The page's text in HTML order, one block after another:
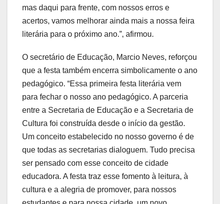
mas daqui para frente, com nossos erros e
acertos, vamos melhorar ainda mais a nossa feira
literária para o próximo ano.”, afirmou.
O secretário de Educação, Marcio Neves, reforçou
que a festa também encerra simbolicamente o ano
pedagógico. “Essa primeira festa literária vem
para fechar o nosso ano pedagógico. A parceria
entre a Secretaria de Educação e a Secretaria de
Cultura foi construída desde o início da gestão.
Um conceito estabelecido no nosso governo é de
que todas as secretarias dialoguem. Tudo precisa
ser pensado com esse conceito de cidade
educadora. A festa traz esse fomento à leitura, à
cultura e a alegria de promover, para nossos